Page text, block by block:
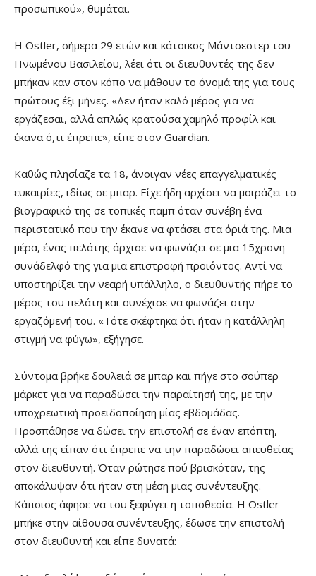
προσωπικού», θυμάται.
Η Ostler, σήμερα 29 ετών και κάτοικος Μάντσεστερ του
Ηνωμένου Βασιλείου, λέει ότι οι διευθυντές της δεν
μπήκαν καν στον κόπο να μάθουν το όνομά της για τους
πρώτους έξι μήνες. «Δεν ήταν καλό μέρος για να
εργάζεσαι, αλλά απλώς κρατούσα χαμηλό προφίλ και
έκανα ό,τι έπρεπε», είπε στον Guardian.
Καθώς πλησίαζε τα 18, άνοιγαν νέες επαγγελματικές
ευκαιρίες, ιδίως σε μπαρ. Είχε ήδη αρχίσει να μοιράζει το
βιογραφικό της σε τοπικές παμπ όταν συνέβη ένα
περιστατικό που την έκανε να φτάσει στα όριά της. Μια
μέρα, ένας πελάτης άρχισε να φωνάζει σε μια 15χρονη
συνάδελφό της για μια επιστροφή προϊόντος. Αντί να
υποστηρίξει την νεαρή υπάλληλο, ο διευθυντής πήρε το
μέρος του πελάτη και συνέχισε να φωνάζει στην
εργαζόμενή του. «Τότε σκέφτηκα ότι ήταν η κατάλληλη
στιγμή να φύγω», εξήγησε.
Σύντομα βρήκε δουλειά σε μπαρ και πήγε στο σούπερ
μάρκετ για να παραδώσει την παραίτησή της, με την
υποχρεωτική προειδοποίηση μίας εβδομάδας.
Προσπάθησε να δώσει την επιστολή σε έναν επόπτη,
αλλά της είπαν ότι έπρεπε να την παραδώσει απευθείας
στον διευθυντή. Όταν ρώτησε πού βρισκόταν, της
αποκάλυψαν ότι ήταν στη μέση μιας συνέντευξης.
Κάποιος άφησε να του ξεφύγει η τοποθεσία. Η Ostler
μπήκε στην αίθουσα συνέντευξης, έδωσε την επιστολή
στον διευθυντή και είπε δυνατά: